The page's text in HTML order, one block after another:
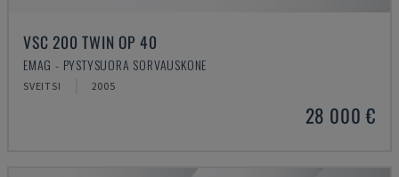
VSC 200 TWIN OP 40
EMAG - PYSTYSUORA SORVAUSKONE
SVEITSI 2005
28 000 €